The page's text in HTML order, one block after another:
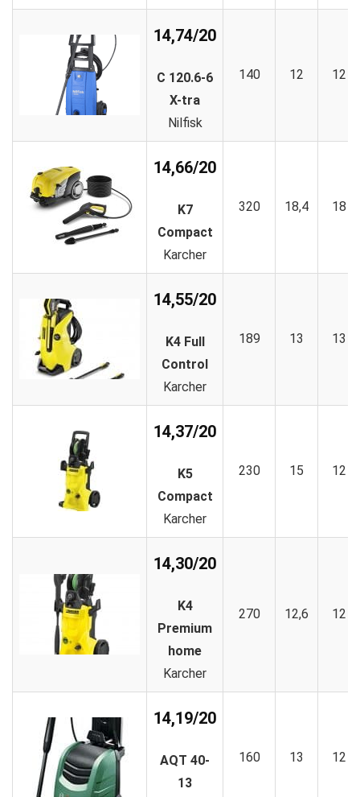
14,74/20
C 120.6-6
X-tra
Nilfisk
140 12 12
14,66/20
K7
Compact
Karcher
320 18,4 18
14,55/20
K4 Full
Control
Karcher
189 13 13
14,37/20
K5
Compact
Karcher
230 15 12
14,30/20
K4
Premium
home
Karcher
270 12,6 12
14,19/20
AQT 40-
13
160 13 12